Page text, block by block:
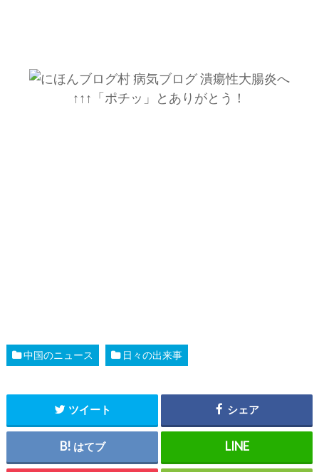
↑↑↑「ポチッ」とありがとう！
中国のニュース 日々の出来事
ツイート シェア
はてブ